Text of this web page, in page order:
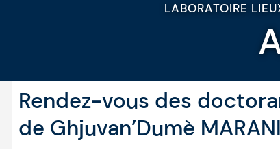
LABORATOIRE
Rendez-vous des
de Ghjuvan’Dumè